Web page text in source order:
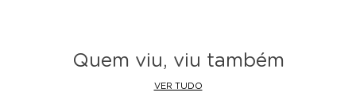
Quem viu, viu também
VER TUDO